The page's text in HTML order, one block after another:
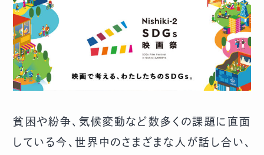
貧困や紛争、気候変動など数多くの課題に直面
している今、世界中のさまざまな人が話し合い、